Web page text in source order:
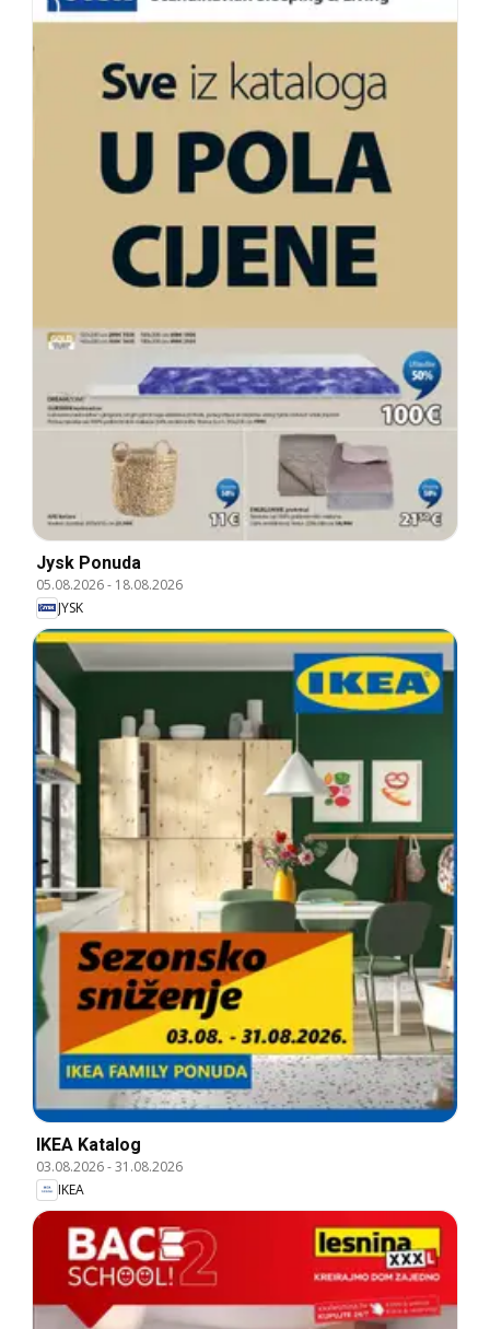
Jysk Ponuda
05.08.2026- 18.08.2026
JYSK
IKEA Katalog
03.08.2026-31.08.2026
IKEA